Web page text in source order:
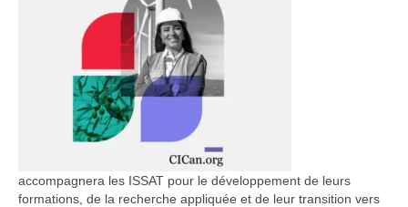
accompagnera les ISSAT pour le développement de leurs
formations, de la recherche appliquée et de leur transition vers